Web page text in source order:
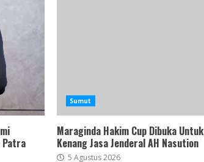
Patra
Sumut
Maraginda Hakim Cup Dibuka Untuk
Kenang Jasa Jenderal AH Nasution
5 Agustus 2026